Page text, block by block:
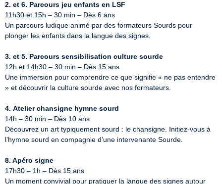
2. et 6. Parcours jeu enfants en LSF
11h30 et 15h – 30 min – Dès 6 ans
Un parcours ludique animé par des formateurs Sourds pour
plonger les enfants dans la langue des signes.
3. et 5. Parcours sensibilisation culture sourde
12h et 14h30 – 30 min – Dès 15 ans
Une immersion pour comprendre ce que signifie « ne pas entendre
» et découvrir la culture sourde avec nos formateurs.
4. Atelier chansigne hymne sourd
14h – 30 min – Dès 10 ans
Découvrez un art typiquement sourd : le chansigne. Initiez-vous à
l’hymne sourd en compagnie d’une intervenante Sourde.
8. Apéro signe
17h30 – 1h – Dès 15 ans
Un moment convivial pour pratiquer la langue des signes autour